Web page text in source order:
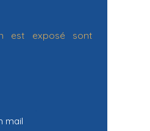
est exposé sont
mail